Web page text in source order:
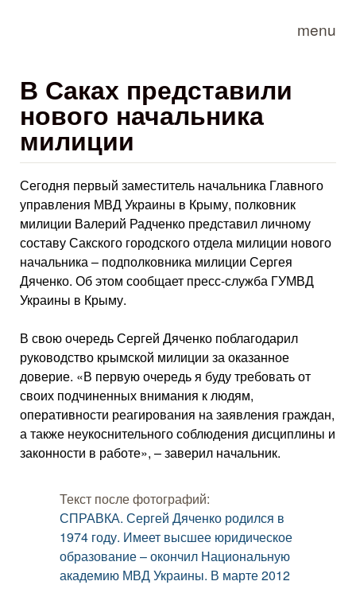
menu
В Саках представили
нового начальника
милиции
Сегодня первый заместитель начальника Главного
управления МВД Украины в Крыму, полковник
милиции Валерий Радченко представил личному
составу Сакского городского отдела милиции нового
начальника – подполковника милиции Сергея
Дяченко. Об этом сообщает пресс-служба ГУМВД
Украины в Крыму.
В свою очередь Сергей Дяченко поблагодарил
руководство крымской милиции за оказанное
доверие. «В первую очередь я буду требовать от
своих подчиненных внимания к людям,
оперативности реагирования на заявления граждан,
а также неукоснительного соблюдения дисциплины и
законности в работе», – заверил начальник.
Текст после фотографий:
СПРАВКА. Сергей Дяченко родился в
1974 году. Имеет высшее юридическое
образование – окончил Национальную
академию МВД Украины. В марте 2012